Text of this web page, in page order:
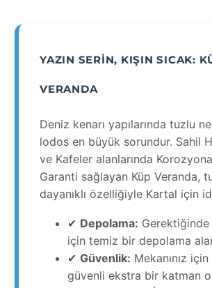
YAZIN SERIN, KIŞIN SICAK:
VERANDA
Deniz kenarı yapılarında tuzlu
lodos en büyük sorundur. Sahil
ve Kafeler alanlarında Korozyona
Garanti sağlayan Küp Veranda,
dayanıklı özelliğiyle Kartal için
✔ Depolama: Gerektiğinde
için temiz bir depolama
✔ Güvenlik: Mekanınız için
güvenli ekstra bir katman